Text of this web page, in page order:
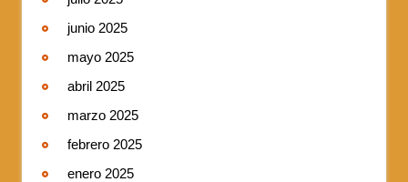
junio 2025
mayo 2025
abril 2025
marzo 2025
febrero 2025
enero 2025